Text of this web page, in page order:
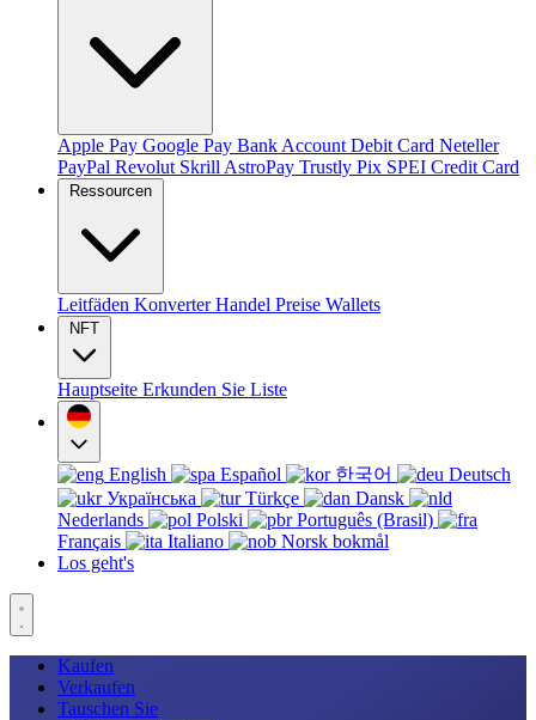
Apple Pay Google Pay Bank Account Debit Card Neteller
PayPal Revolut Skrill AstroPay Trustly Pix SPEI Credit Card
Ressourcen
Leitfäden KonverterHandel Preise Wallets
NFT
Hauptseite Erkunden Sie Liste
English Español 한국어
Deutsch
Українська
Türkçe
Dansk
Nederlands
Polski
Português (Brasil)
Français
Italiano
Norsk bokmål
Los geht's
Kaufen
Verkaufen
Tauschen Sie